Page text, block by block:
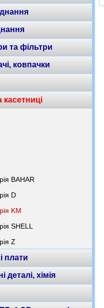
та фільтри
ковпачки
BAHAR
D
KM
SHELL
Z
плати
деталі, хімія